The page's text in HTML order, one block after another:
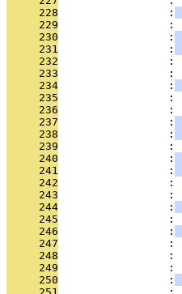
     228
                 :
     229
:
     230
                 :
     231
                 :
     232
:
     233
:
     234
                 :
     235
:
     236
:
     237
                 :
     238
                 :
     239
:
     240
                 :
     241
                 :
     242
:
     243
:
     244
                 :
     245
:
     246
                 :
     247
:
     248
:
     249
:
     250
                 :